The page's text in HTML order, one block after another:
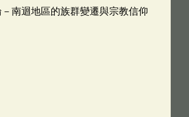
南迴地區的族群變遷與宗教信仰